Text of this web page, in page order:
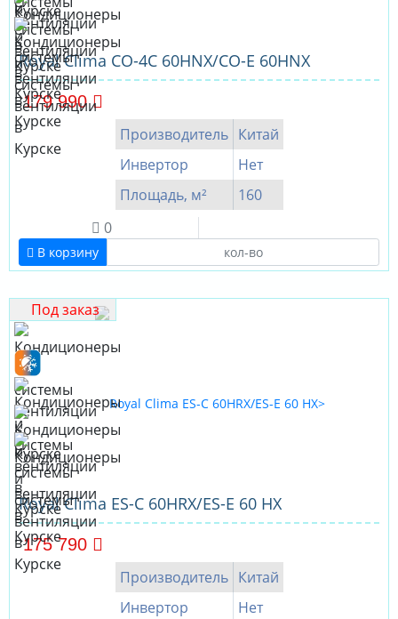
Royal Clima CO-4C 60HNX/CO-E 60HNX
179 990
Производитель Китай
Инвертор
Нет
Площадь, м²
160
0
В корзину
Под заказ
Royal Clima ES-C 60HRX/ES-E 60 HX
175 790
Производитель Китай
Инвертор
Нет